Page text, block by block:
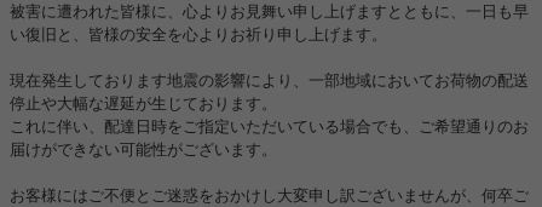
被害に遭われた皆様に、心よりお見舞い申し上げますとともに、一日も早
い復旧と、皆様の安全を心よりお祈り申し上げます。
現在発生しております地震の影響により、一部地域においてお荷物の配送
停止や大幅な遅延が生じております。
これに伴い、配達日時をご指定いただいている場合でも、ご希望通りのお
届けができない可能性がございます。
お客様にはご不便とご迷惑をおかけし大変申し訳ございませんが、何卒ご